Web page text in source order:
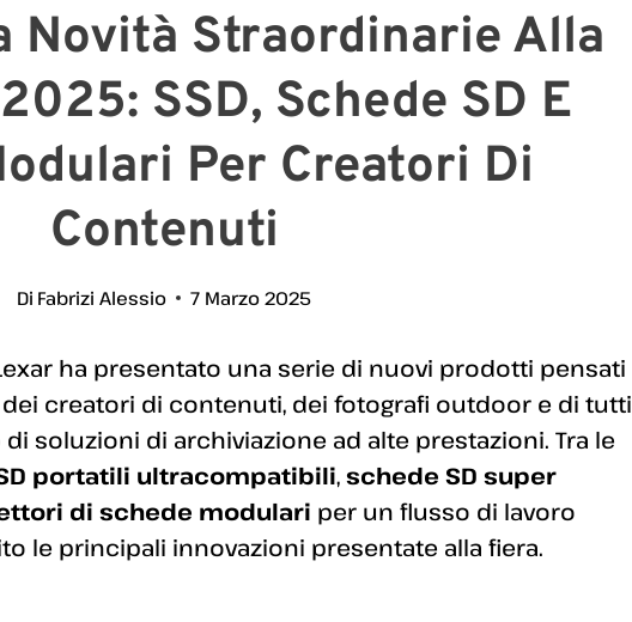
Novità Straordinarie Alla
SSD, Schede SD E
Per Creatori Di
Contenuti
Di Fabrizi Alessio 7 Marzo 2025
ha presentato una serie di nuovi prodotti pensati
creatori di contenuti, dei fotografi outdoor e di tutti
soluzioni di archiviazione ad alte prestazioni. Tra le
portatili ultracompatibili, schede SD super
di schede modulari per un flusso di lavoro
le principali innovazioni presentate alla fiera.